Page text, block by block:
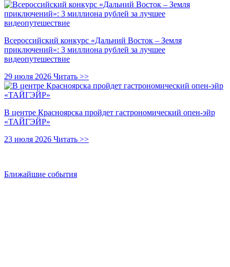
Всероссийский конкурс «Дальний Восток – Земля
приключений»: 3 миллиона рублей за лучшее
видеопутешествие
29 июля 2026 Читать >>
В центре Красноярска пройдет гастрономический опен-эйр
«ТАЙГЭЙР»
23 июля 2026 Читать >>
Ближайшие события